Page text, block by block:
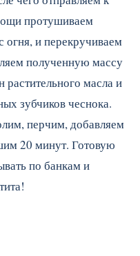
протушиваем
огня, и перекручиваем
полученную массу
масла и
зубчиков чеснока.
перчим, добавляем
20 минут. Готовую
по банкам и